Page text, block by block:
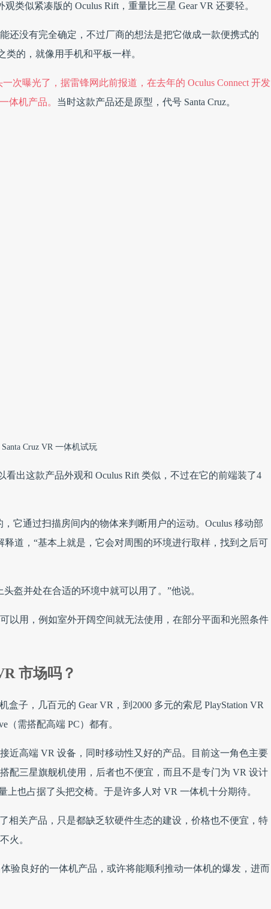
类似紧凑版的 Oculus Rift，重量比三星 Gear VR 还要轻。
还没有完全确定，不过厂商的想法是把它做成一款便携式的
的，就像用手机和平板一样。
次曝光了，据雷锋网此前报道，在去年的 Oculus Connect 开发
体机产品。 当时这款产品还是原型，代号 Santa Cruz。
Santa Cruz VR 一体机试玩
看出这款产品外观和 Oculus Rift 类似，不过在它的前端装了4
它通过扫描房间内的物体来判断用户的运动。Oculus 移动部
释道，“基本上就是，它会对周围的环境进行取样，找到之后可
盔并处在合适的环境中就可以用了。”他说。
以用，例如室外开阔空间就无法使用，在部分平面和光照条件
市场吗？
子，几百元的 Gear VR，到2000 多元的索尼 PlayStation VR
（需搭配高端 PC）都有。
近高端 VR 设备，同时移动性又好的产品。目前这一角色主要
配三星旗舰机使用，后者也不便宜，而且不是专门为 VR 设计
上也占据了头把交椅。于是许多人对 VR 一体机十分期待。
相关产品，只是都缺乏软硬件生态的建设，价格也不便宜，特
火。
验良好的一体机产品，或许将能顺利推动一体机的爆发，进而